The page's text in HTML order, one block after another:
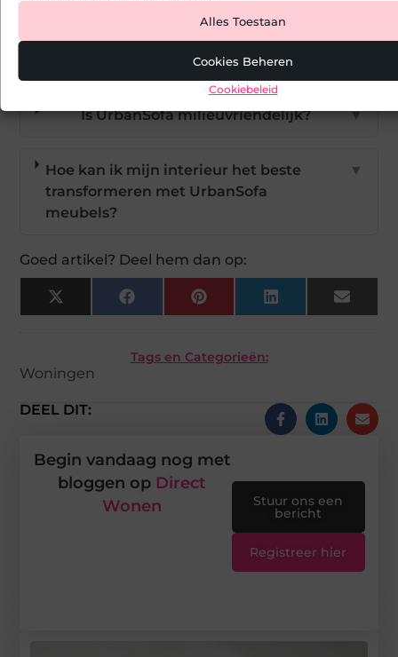
Alles Toestaan
Cookies Beheren
Cookiebeleid
Welke producten zijn beschikbaar in de
UrbanSofa collectie?
▼
Is UrbanSofa milieuvriendelijk? ▼
Hoe kan ik mijn interieur het beste
transformeren met UrbanSofa
meubels?
▼
Goed artikel? Deel hem dan op:
X
(Twitter)
FacebookPinterestLinkedIn Email
Tags en Categorieën:
Woningen
DEEL DIT:
Begin vandaag nog met
bloggen op Direct
Wonen
Stuur ons een
bericht
Registreer hier